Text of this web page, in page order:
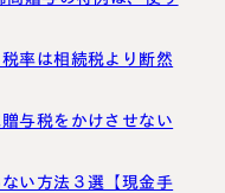
率は相続税より断然
与税をかけさせない
い方法３選【現金手